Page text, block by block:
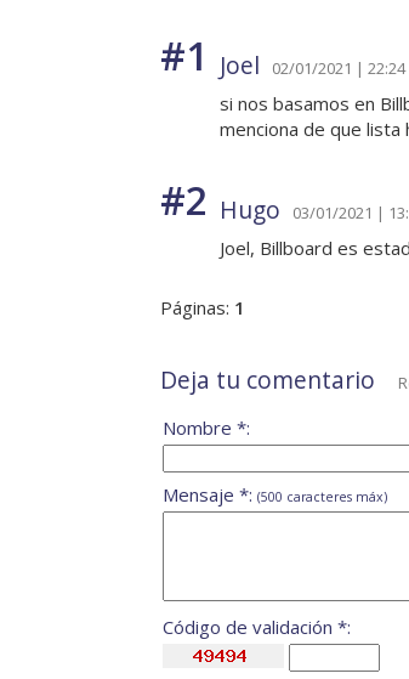
#1 Joel 02/01/2021 | 22:24
si nos basamos en
menciona de que lista
#2 Hugo 03/01/2021 |
Joel, Billboard es
Páginas: 1
Deja tu comentario
Nombre *:
Mensaje *: (500 caracteres máx)
Código de validación *: